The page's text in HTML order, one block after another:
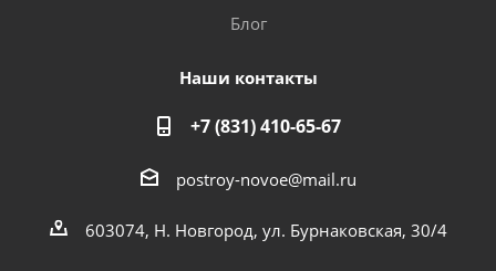
Блог
Наши контакты
+7 (831) 410-65-67
postroy-novoe@mail.ru
603074, Н. Новгород, ул. Бурнаковская, 30/4